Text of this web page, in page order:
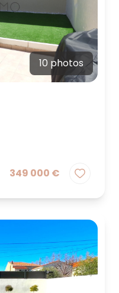
10 photos
349 000 €